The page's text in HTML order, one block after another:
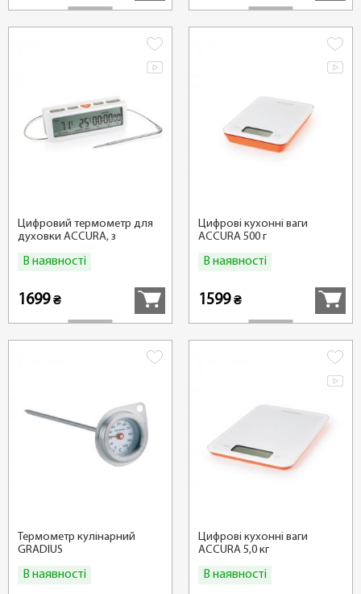
Цифровий термометр для
духовки ACCURA, з
В наявності
1699₴
Цифрові кухонні ваги
ACCURA 500 г
В наявності
1599₴
Термометр кулінарний
GRADIUS
В наявності
Цифрові кухонні ваги
ACCURA 5,0 кг
В наявності